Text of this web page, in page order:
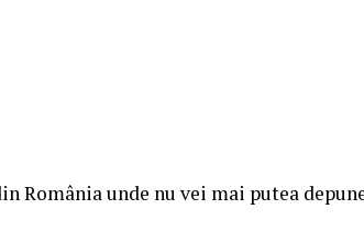
România unde nu vei mai putea